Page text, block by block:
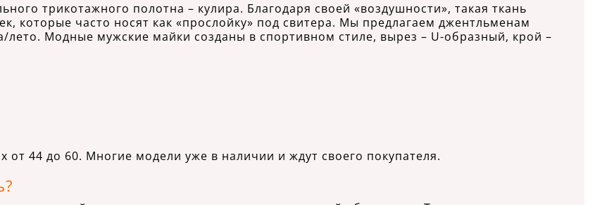
трикотажного полотна – кулира. Благодаря своей «воздушности», такая ткань
которые часто носят как «прослойку» под свитера. Мы предлагаем джентльменам
лето. Модные мужские майки созданы в спортивном стиле, вырез – U-образный, крой –
44 до 60. Многие модели уже в наличии и ждут своего покупателя.